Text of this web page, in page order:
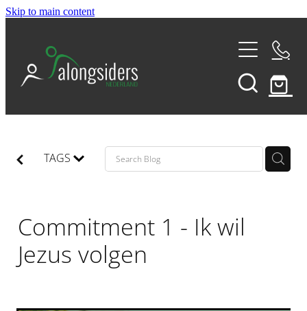
Skip to main content
THE ALONGSIDERS SUNDAY
VISION TRIPS
TAGS
Commitment 1 - Ik wil
Jezus volgen